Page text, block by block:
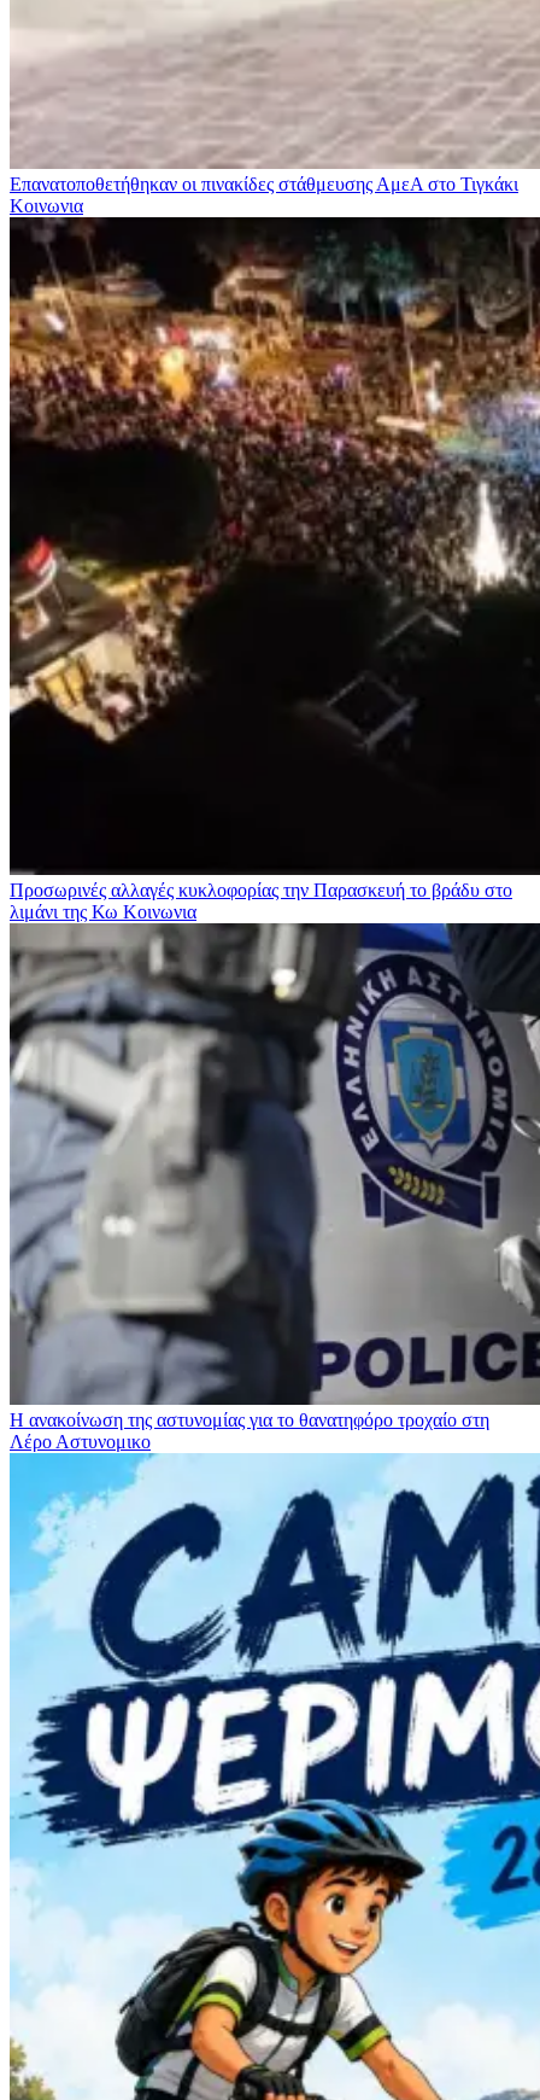
Επανατοποθετήθηκαν οι πινακίδες στάθμευσης ΑμεΑ στο Τιγκάκι
Κοινωνια
Προσωρινές αλλαγές κυκλοφορίας την Παρασκευή το βράδυ στο
λιμάνι της Κω Κοινωνια
Η ανακοίνωση της αστυνομίας για το θανατηφόρο τροχαίο στη
Λέρο Αστυνομικο